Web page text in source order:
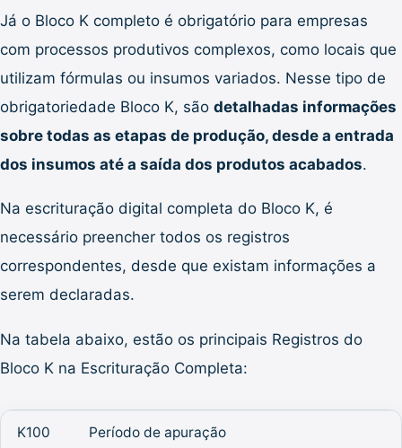
Já o Bloco K completo é obrigatório para empresas
com processos produtivos complexos, como locais que
utilizam fórmulas ou insumos variados. Nesse tipo de
obrigatoriedade Bloco K, são detalhadas informações
sobre todas as etapas de produção, desde a entrada
dos insumos até a saída dos produtos acabados.
Na escrituração digital completa do Bloco K, é
necessário preencher todos os registros
correspondentes, desde que existam informações a
serem declaradas.
Na tabela abaixo, estão os principais Registros do
Bloco K na Escrituração Completa:
K100 Período de apuração